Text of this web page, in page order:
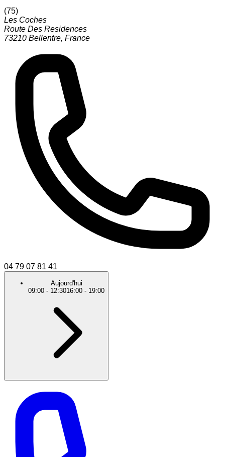
(75)
Les Coches
Route Des Residences
73210 Bellentre, France
04 79 07 81 41
Aujourd'hui
09:00 - 12:3016:00 - 19:00